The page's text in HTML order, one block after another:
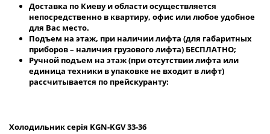
Доставка по Киеву и области осуществляется
непосредственно в квартиру, офис или любое удобное
для Вас место.
Подъем на этаж, при наличии лифта (для габаритных
приборов – наличия грузового лифта) БЕСПЛАТНО;
Ручной подъем на этаж (при отсутствии лифта или
единица техники в упаковке не входит в лифт)
рассчитывается по прейскуранту:
Холодильниксерія KGN-KGV33-36